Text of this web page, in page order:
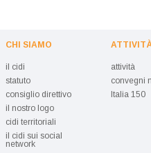
CHI SIAMO
il cidi
statuto
consiglio direttivo
il nostro logo
cidi territoriali
il cidi sui social
network
attività
convegni
Italia 150